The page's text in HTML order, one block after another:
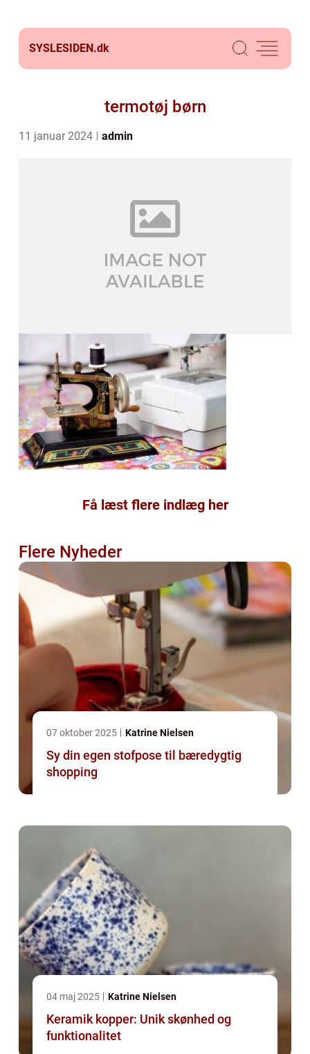
SYSLESIDEN.dk
termotøj børn
11 januar 2024 admin
Få læst flere indlæg her
Flere Nyheder
07 oktober 2025 Katrine Nielsen
Sy din egen stofpose til bæredygtig
shopping
04 maj 2025 Katrine Nielsen
Keramik kopper: Unik skønhed og
funktionalitet